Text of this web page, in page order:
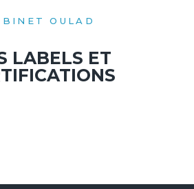
OULAD
LABELS ET